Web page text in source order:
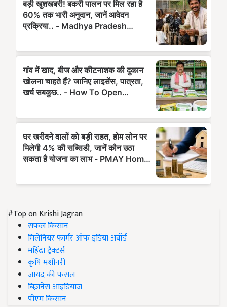
#Top on Krishi Jagran
सफल किसान
मिलेनियर फार्मर ऑफ इंडिया अवॉर्ड
महिंद्रा ट्रैक्टर्स
कृषि मशीनरी
जायद की फसल
बिज़नेस आइडियाज
पीएम किसान